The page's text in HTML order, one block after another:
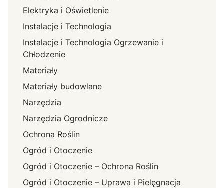
Elektryka i Oświetlenie
Instalacje i Technologia
Instalacje i Technologia Ogrzewanie i
Chłodzenie
Materiały
Materiały budowlane
Narzędzia
Narzędzia Ogrodnicze
Ochrona Roślin
Ogród i Otoczenie
Ogród i Otoczenie – Ochrona Roślin
Ogród i Otoczenie – Uprawa i Pielęgnacja